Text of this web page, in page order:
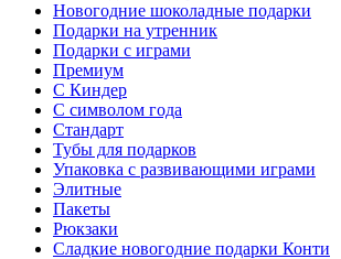
Новогодние шоколадные подарки
Подарки на утренник
Подарки с играми
Премиум
С Киндер
С символом года
Стандарт
Тубы для подарков
Упаковка с развивающими играми
Элитные
Пакеты
Рюкзаки
Сладкие новогодние подарки Конти